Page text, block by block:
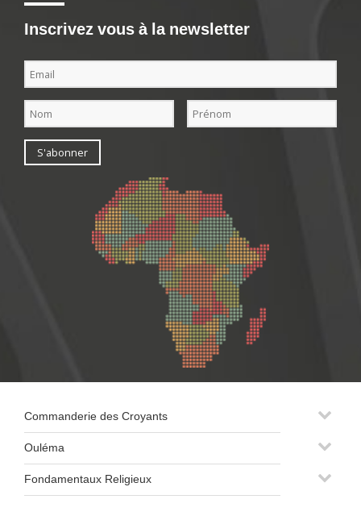
Inscrivez vous à la newsletter
Commanderie des Croyants
Ouléma
Fondamentaux Religieux